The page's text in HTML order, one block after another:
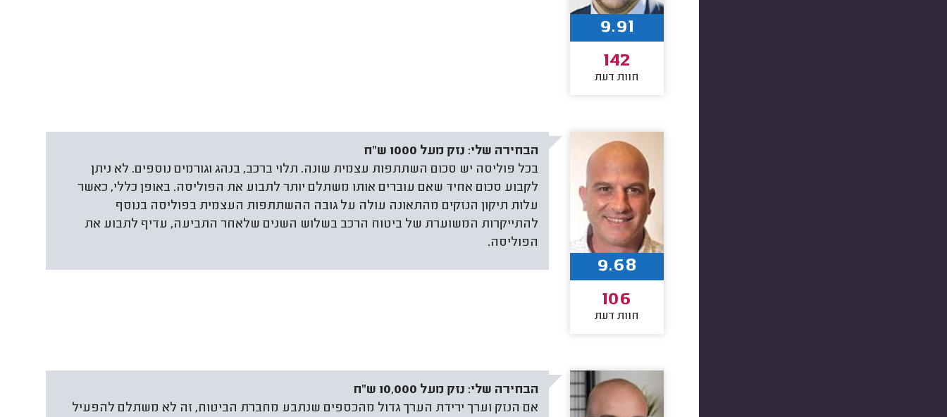
9.91
142
חוות דעת
הבחירה שלי: נזק מעל 1000 ש"ח
בכל פוליסה יש סכום השתתפות עצמית שונה. תלוי ברכב, בנהג וגורמים נוספים. לא ניתן
לקבוע סכום אחיד שאם עוברים אותו משתלם יותר לתבוע את הפוליסה. באופן כללי, כאשר
עלות תיקון הנזקים מהתאונה עולה על גובה ההשתתפות העצמית בפוליסה בנוסף
להתייקרות המשוערת של ביטוח הרכב בשלוש השנים שלאחר התביעה, עדיף לתבוע את
הפוליסה.
9.68
106
חוות דעת
הבחירה שלי: נזק מעל 10,000 ש"ח
אם הנזק וערך ירידת הערך גדול מהכספים שנתבע מחברת הביטוח, זה לא משתלם להפעיל